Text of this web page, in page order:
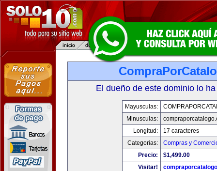
El dueño de este dominio lo
Mayusculas:
Minusculas:
Longitud:
17 caracteres
Categorias:
Compras y
Precio:
$1,499.00
Visitar!